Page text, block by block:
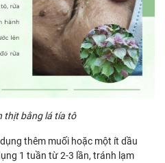
thịt bằng lá tía tô
thêm muối hoặc một ít dầu
1 tuần từ 2-3 lần, tránh lạm